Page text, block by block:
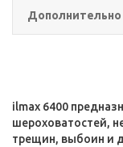
Дополнительно
ilmax 6400
шероховатостей,
трещин, выбоин и